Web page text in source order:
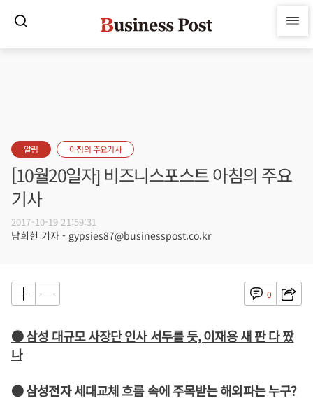
알림 아침의 주요기사
[10월20일자] 비즈니스포스트 아침의 주요
기사
2017-10-19 21:59:31
남희헌 기자 - gypsies87@businesspost.co.kr
0
● 삼성 대규모 사장단 인사 서두를 듯, 이재용 새 판 다 짰
나
● 삼성전자 세대교체 흐름 속에 주목받는 해외파는 누구?